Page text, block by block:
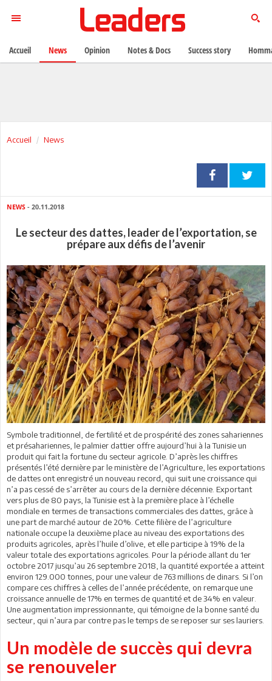
Accueil News
NEWS - 20.11.2018
Le secteur des dattes, leader de l’exportation, se
prépare aux défis de l’avenir
Symbole traditionnel, de fertilité et de prospérité des zones sahariennes
et présahariennes, le palmier dattier offre aujourd’hui à la Tunisie un
produit qui fait la fortune du secteur agricole. D’après les chiffres
présentés l’été dernière par le ministère de l’Agriculture, les exportations
de dattes ont enregistré un nouveau record, qui suit une croissance qui
n’a pas cessé de s’arrêter au cours de la dernière décennie. Exportant
vers plus de 80 pays, la Tunisie est à la première place à l’échelle
mondiale en termes de transactions commerciales des dattes, grâce à
une part de marché autour de 20%. Cette filière de l’agriculture
nationale occupe la deuxième place au niveau des exportations des
produits agricoles, après l’huile d’olive, et elle participe à 19% de la
valeur totale des exportations agricoles. Pour la période allant du 1er
octobre 2017 jusqu’au 26 septembre 2018, la quantité exportée a atteint
environ 129.000 tonnes, pour une valeur de 763 millions de dinars. Si l’on
compare ces chiffres à celles de l’année précédente, on remarque une
croissance annuelle de 17% en termes de quantité et de 34% en valeur.
Une augmentation impressionnante, qui témoigne de la bonne santé du
secteur, qui n’aura par contre pas le temps de se reposer sur ses lauriers.
Un modèle de succès qui devra
se renouveler
Accueil News Opinion Notes & Docs Success story